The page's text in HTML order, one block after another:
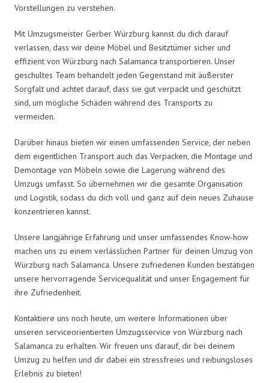
Vorstellungen zu verstehen.
Mit Umzugsmeister Gerber Würzburg kannst du dich darauf
verlassen, dass wir deine Möbel und Besitztümer sicher und
effizient von Würzburg nach Salamanca transportieren. Unser
geschultes Team behandelt jeden Gegenstand mit äußerster
Sorgfalt und achtet darauf, dass sie gut verpackt und geschützt
sind, um mögliche Schäden während des Transports zu
vermeiden.
Darüber hinaus bieten wir einen umfassenden Service, der neben
dem eigentlichen Transport auch das Verpacken, die Montage und
Demontage von Möbeln sowie die Lagerung während des
Umzugs umfasst. So übernehmen wir die gesamte Organisation
und Logistik, sodass du dich voll und ganz auf dein neues Zuhause
konzentrieren kannst.
Unsere langjährige Erfahrung und unser umfassendes Know-how
machen uns zu einem verlässlichen Partner für deinen Umzug von
Würzburg nach Salamanca. Unsere zufriedenen Kunden bestätigen
unsere hervorragende Servicequalität und unser Engagement für
ihre Zufriedenheit.
Kontaktiere uns noch heute, um weitere Informationen über
unseren serviceorientierten Umzugsservice von Würzburg nach
Salamanca zu erhalten. Wir freuen uns darauf, dir bei deinem
Umzug zu helfen und dir dabei ein stressfreies und reibungsloses
Erlebnis zu bieten!